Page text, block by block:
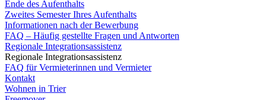
Ende des Aufenthalts
Zweites Semester Ihres Aufenthalts
Informationen nach der Bewerbung
FAQ – Häufig gestellte Fragen und Antworten
Regionale Integrationsassistenz
Regionale Integrationsassistenz
FAQ für Vermieterinnen und Vermieter
Kontakt
Wohnen in Trier